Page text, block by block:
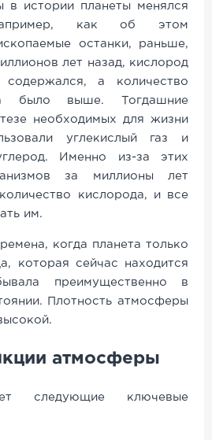
в истории планеты менялся
как об этом
останки, раньше,
лет назад, кислород
а количество
было выше. Тогдашние
необходимых для жизни
углекислый газ и
Именно из-за этих
за миллионы лет
кислорода, и все
им.
когда планета только
которая сейчас находится
преимущественно в
Плотность атмосферы
атмосферы
следующие ключевые